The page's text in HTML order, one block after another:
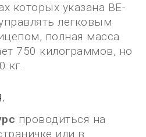
которых указана ВЕ-
легковым
полная масса
750 килограммов, но
кг.
проводиться на
или в